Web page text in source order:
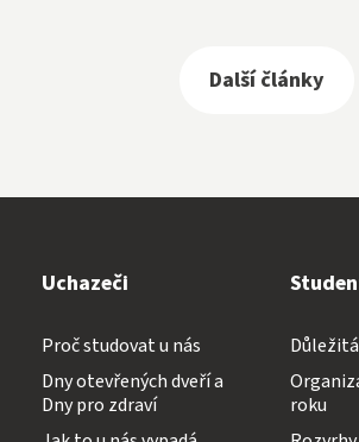
Další články
Uchazeči
Proč studovat u nás
Dny otevřených dveří a
Dny pro zdraví
roku